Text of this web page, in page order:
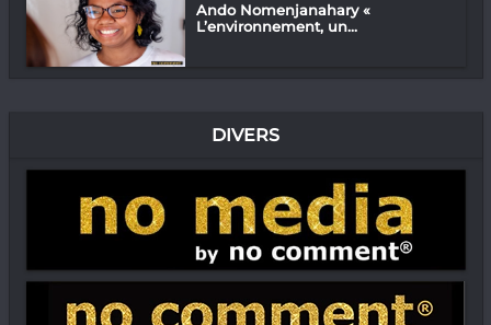
Ando Nomenjanahary «
L’environnement, un...
DIVERS